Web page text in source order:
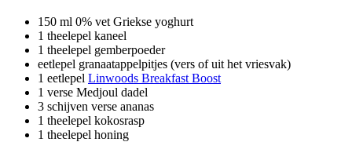
150 ml 0% vet Griekse yoghurt
1 theelepel kaneel
1 theelepel gemberpoeder
eetlepel granaatappelpitjes (vers of uit het vriesvak)
1 eetlepel Linwoods Breakfast Boost
1 verse Medjoul dadel
3 schijven verse ananas
1 theelepel kokosrasp
1 theelepel honing